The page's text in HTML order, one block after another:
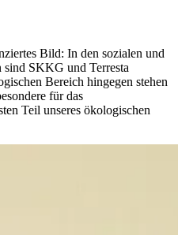
Bild: In den sozialen und
SKKG und Terresta
Bereich hingegen stehen
für das
Teil unseres ökologischen